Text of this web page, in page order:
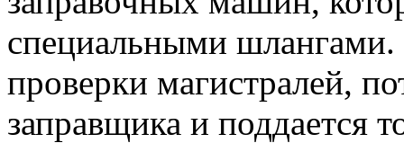
специальными шлангами.
проверки магистралей,
заправщика и поддается